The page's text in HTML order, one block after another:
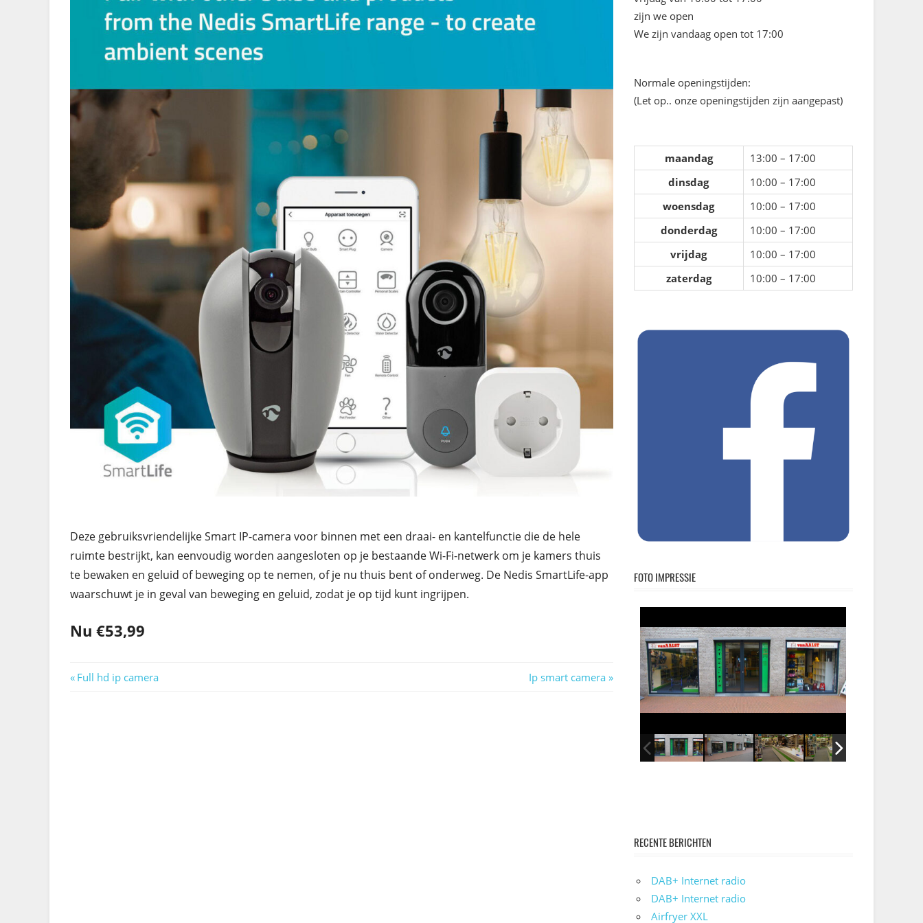
Deze gebruiksvriendelijke Smart IP-camera voor binnen met een draai- en kantelfunctie die de hele
ruimte bestrijkt, kan eenvoudig worden aangesloten op je bestaande Wi-Fi-netwerk om je kamers thuis
te bewaken en geluid of beweging op te nemen, of je nu thuis bent of onderweg. De Nedis SmartLife-app
waarschuwt je in geval van beweging en geluid, zodat je op tijd kunt ingrijpen.
Nu €53,99
Berichtnavigatie
Previous
Full hd ip camera
Next
Ip smart camera
zijn we open
We zijn vandaag open tot 17:00
Normale openingstijden:
(Let op.. onze openingstijden zijn aangepast)
maandag
13:00 – 17:00
dinsdag
10:00 – 17:00
woensdag
10:00 – 17:00
donderdag
10:00 – 17:00
vrijdag
10:00 – 17:00
zaterdag
10:00 – 17:00
FOTO IMPRESSIE
RECENTE BERICHTEN
DAB+ Internet radio
DAB+ Internet radio
Airfryer XXL